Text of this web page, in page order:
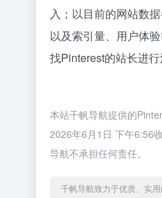
入；以目前的网站数
以及索引量、用户体
找Pinterest的站长进
本站千帆导航提供的
2026年6月1日 下午6:56
导航不承担任何责任。
千帆导航致力于优质、实